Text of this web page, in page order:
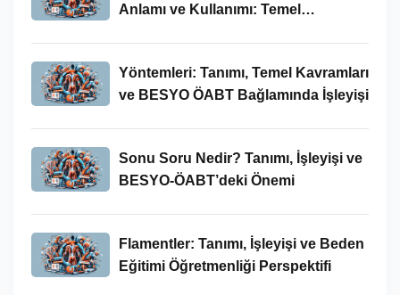
Anlamı ve Kullanımı: Temel
Yöntemleri: Tanımı, Temel Kavramları
ve BESYO ÖABT Bağlamında İşleyişi
Sonu Soru Nedir? Tanımı, İşleyişi ve
BESYO-ÖABT’deki Önemi
Flamentler: Tanımı, İşleyişi ve Beden
Eğitimi Öğretmenliği Perspektifi